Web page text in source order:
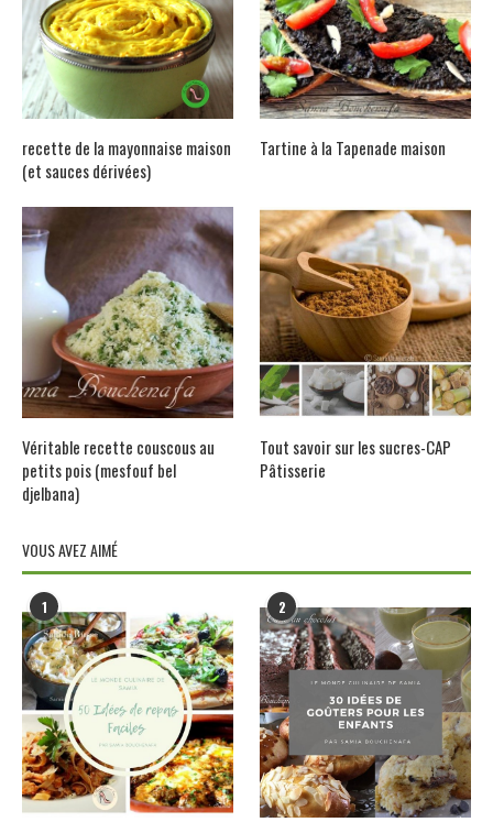
recette de la mayonnaise maison
(et sauces dérivées)
Tartine à la Tapenade maison
Véritable recette couscous au
petits pois (mesfouf bel
djelbana)
Tout savoir sur les sucres-CAP
Pâtisserie
VOUS AVEZ AIMÉ
1 2